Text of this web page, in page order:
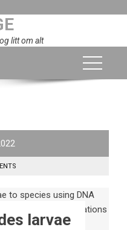
litt om alt
larvae